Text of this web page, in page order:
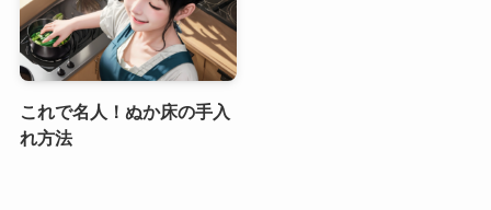
これで名人！ぬか床の手入
れ方法